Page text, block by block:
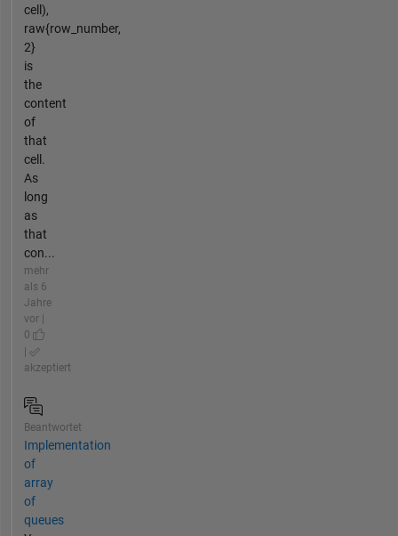
cell),
raw{row_number,
2}
is
the
content
of
that
cell.
As
long
as
that
con...
mehr
als 6
Jahre
vor |
0
akzeptiert
Beantwortet
Implementation
of
array
of
queues